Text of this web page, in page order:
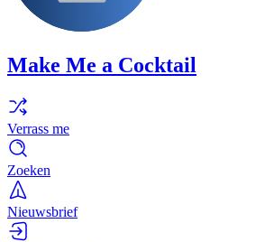
Make Me a Cocktail
Verrass me
Zoeken
Nieuwsbrief